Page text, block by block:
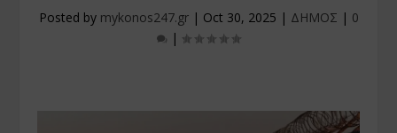
Posted by mykonos247.gr| Oct 30, 2025 | ΔΗΜΟΣ | 0
|